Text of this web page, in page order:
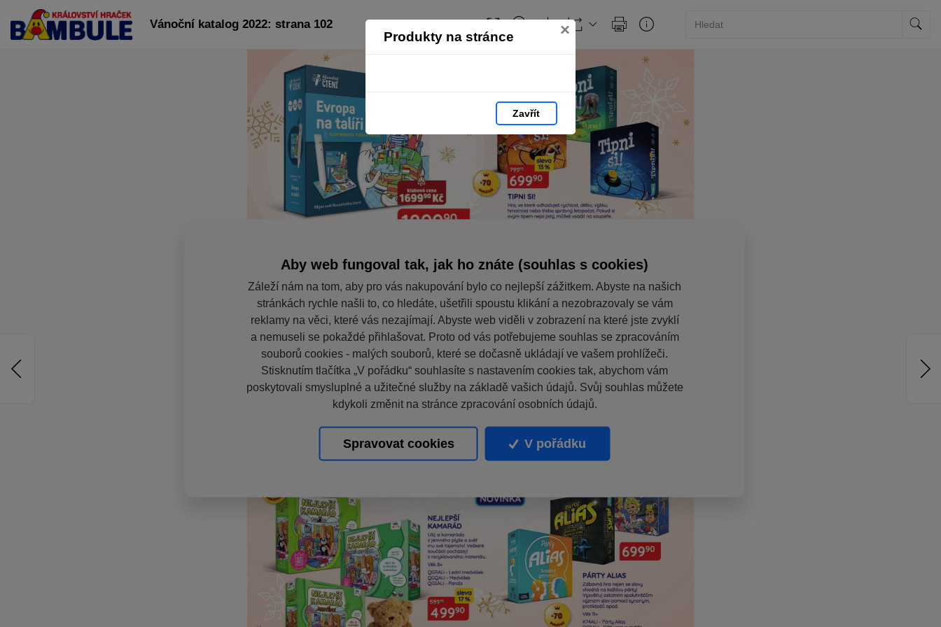
Produkty na stránce ×
Zavřít
Vánoční katalog 2022: strana 102
Aby web fungoval tak, jak ho znáte (souhlas s cookies)
Záleží nám na tom, aby pro vás nakupování bylo co nejlepší zážitkem. Abyste na našich
stránkách rychle našli to, co hledáte, ušetřili spoustu klikání a nezobrazovaly se vám
reklamy na věci, které vás nezajímají. Abyste web viděli v zobrazení na které jste zvyklí
a nemuseli se pokaždé přihlašovat. Proto od vás potřebujeme souhlas se zpracováním
souborů cookies - malých souborů, které se dočasně ukládají ve vašem prohlížeči.
Stisknutím tlačítka „V pořádku“ souhlasíte s nastavením cookies tak, abychom vám
poskytovali smysluplné a užitečné služby na základě vašich údajů. Svůj souhlas můžete
kdykoli změnit na stránce zpracování osobních údajů.
Spravovat cookies V pořádku